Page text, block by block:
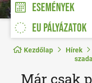
ESEMÉNYEK
EU PÁLYÁZATOK
Kezdőlap Hírek
Már csak